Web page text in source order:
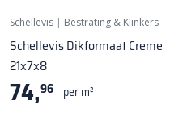
Schellevis | Bestrating & Klinkers
Schellevis Dikformaat Creme
21x7x8
74,96 per m²